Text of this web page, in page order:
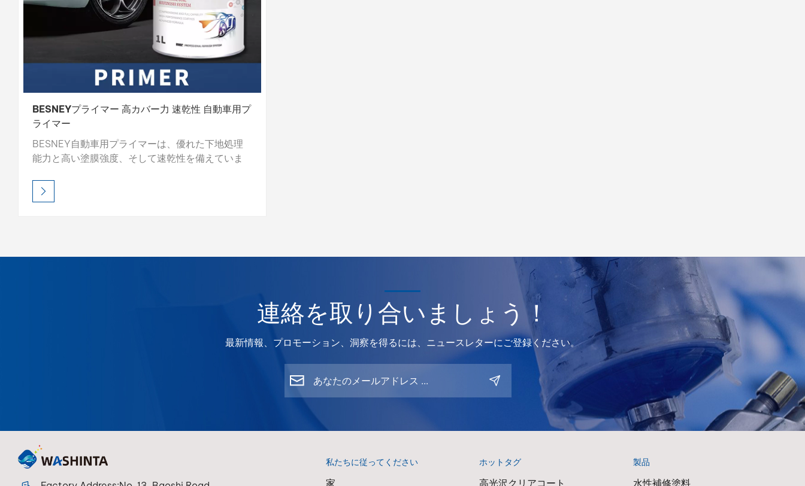
BESNEYプライマー 高カバー力 速乾性 自動車用プ
ライマー
BESNEY自動車用プライマーは、優れた下地処理
能力と高い塗膜強度、そして速乾性を備えていま
ップコートの密着性と仕上がり品質を向上させま
す。プロ仕様のこのプライマーは、耐久性の高い
連絡を取り合いましょう！
最新情報、プロモーション、洞察を得るには、ニュースレターにご登録ください。
製品
水性補修塗料
ホットタグ
高光沢クリアコート
私たちに従ってください
家